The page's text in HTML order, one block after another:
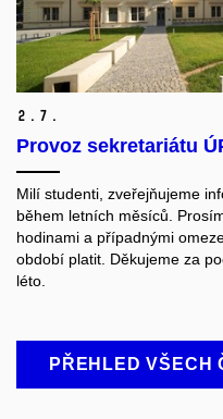
2. 7.
Provoz sekretariátu
Milí studenti, zveřejňujeme
během letních měsíců.
hodinami a případnými
období platit. Děkujeme za
léto.
PŘEHLED VŠECH